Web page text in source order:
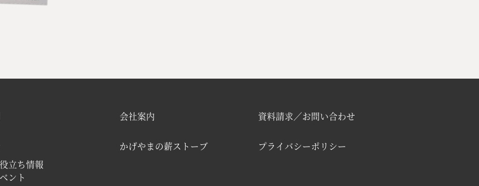
立ち情報
ント
会社案内
かげやまの薪ストーブ
資料請求／お問い合わせ
プライバシーポリシー